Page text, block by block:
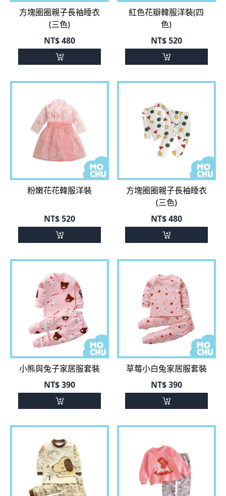
方塊圈圈親子長袖睡衣
(三色)
NT$480
紅色花瓣韓服洋裝(四
色)
NT$520
粉嫩花花韓服洋裝
NT$520
方塊圈圈親子長袖睡衣
(三色)
NT$480
小熊與兔子家居服套裝
NT$390
草莓小白兔家居服套裝
NT$390